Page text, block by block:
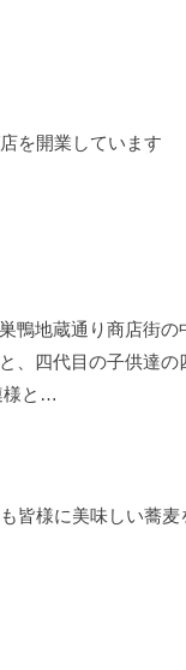
を開業しています
鴨地蔵通り商店街の
、四代目の子供達の
様と…
皆様に美味しい蕎